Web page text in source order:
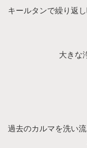
キールタンで繰り返
大きな
過去のカルマを洗い